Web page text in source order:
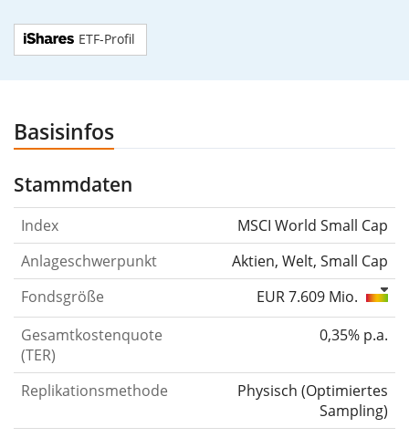
ETF-Profil
Basisinfos
Stammdaten
Index
MSCI World Small Cap
Anlageschwerpunkt
Aktien, Welt, Small Cap
Fondsgröße
EUR 7.609 Mio.
Gesamtkostenquote
(TER)
0,35% p.a.
Replikationsmethode Physisch (Optimiertes
Sampling)